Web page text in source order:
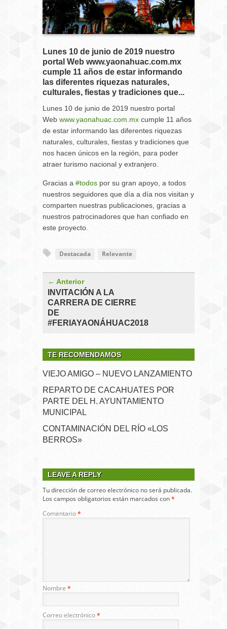
Lunes 10 de junio de 2019 nuestro
portal Web www.yaonahuac.com.mx
cumple 11 años de estar informando
las diferentes riquezas naturales,
culturales, fiestas y tradiciones que...
Lunes 10 de junio de 2019 nuestro portal
Web www.yaonahuac.com.mx cumple 11 años
de estar informando las diferentes riquezas
naturales, culturales, fiestas y tradiciones que
nos hacen únicos en la región, para poder
atraer turismo nacional y extranjero.
Gracias a #todos por su gran apoyo, a todos
nuestros seguidores que día a día nos visitan y
comparten nuestras publicaciones, gracias a
nuestros patrocinadores que han confiado en
este proyecto.
Destacada Relevante
← Anterior
INVITACIÓN A LA
CARRERA DE CIERRE
DE
#FERIAYAONÁHUAC2018
TE RECOMENDAMOS
VIEJO AMIGO – NUEVO LANZAMIENTO
REPARTO DE CACAHUATES POR
PARTE DEL H. AYUNTAMIENTO
MUNICIPAL
CONTAMINACIÓN DEL RÍO «LOS
BERROS»
LEAVE A REPLY
Tu dirección de correo electrónico no será publicada.
Los campos obligatorios están marcados con*
Comentario*
Nombre *
Correo electrónico*